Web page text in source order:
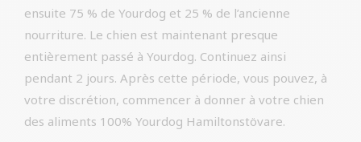
ensuite 75 % de Yourdog et 25 % de l’ancienne
nourriture. Le chien est maintenant presque
entièrement passé à Yourdog. Continuez ainsi
pendant 2 jours. Après cette période, vous pouvez, à
votre discrétion, commencer à donner à votre chien
des aliments 100% Yourdog Hamiltonstövare.